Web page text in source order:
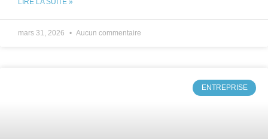
LIRE LA SUITE »
mars 31, 2026 Aucun commentaire
ENTREPRISE